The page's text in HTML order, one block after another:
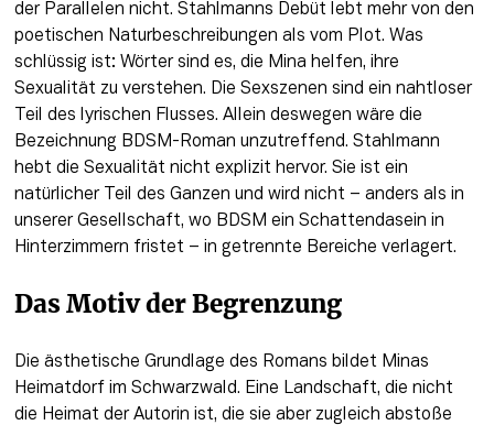
der Parallelen nicht. Stahlmanns Debüt lebt mehr von den
poetischen Naturbeschreibungen als vom Plot. Was
schlüssig ist: Wörter sind es, die Mina helfen, ihre
Sexualität zu verstehen. Die Sexszenen sind ein nahtloser
Teil des lyrischen Flusses. Allein deswegen wäre die
Bezeichnung BDSM-Roman unzutreffend. Stahlmann
hebt die Sexualität nicht explizit hervor. Sie ist ein
natürlicher Teil des Ganzen und wird nicht – anders als in
unserer Gesellschaft, wo BDSM ein Schattendasein in
Hinterzimmern fristet – in getrennte Bereiche verlagert.
Das Motiv der Begrenzung
Die ästhetische Grundlage des Romans bildet Minas
Heimatdorf im Schwarzwald. Eine Landschaft, die nicht
die Heimat der Autorin ist, die sie aber zugleich abstoße